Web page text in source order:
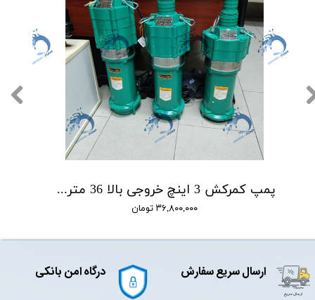
پمپ کمرکش 3 اینچ خروجی بالا 36 متری گالی GULLY مدل QD15-36/3-2.2
۳۶,۸۰۰,۰۰۰ تومان
ارسال سریع سفارش درگاه امن بانکی